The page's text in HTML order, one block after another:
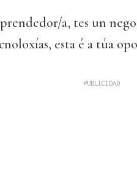
a, tes un
esta é a túa